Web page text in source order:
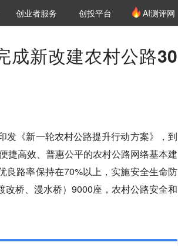
创投氪堂
创业者服务 创投平台 AI测评网
成新改建农村公路30
发《新一轮农村公路提升行动方案》，到
捷高效、普惠公平的农村公路网络基本建
良路率保持在70%以上，实施安全生命防
桥、漫水桥）9000座，农村公路安全和